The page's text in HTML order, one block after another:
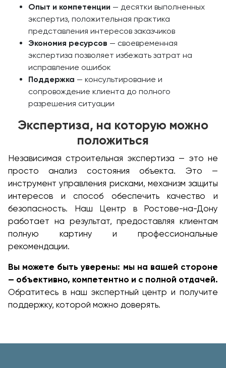
Опыт и компетенции — десятки выполненных
экспертиз, положительная практика
представления интересов заказчиков
Экономия ресурсов — своевременная
экспертиза позволяет избежать затрат на
исправление ошибок
Поддержка — консультирование и
сопровождение клиента до полного
разрешения ситуации
Экспертиза, на которую можно
положиться
Независимая строительная экспертиза — это не
просто анализ состояния объекта. Это —
инструмент управления рисками, механизм защиты
интересов и способ обеспечить качество и
безопасность. Наш Центр в Ростове-на-Дону
работает на результат, предоставляя клиентам
полную картину и профессиональные
рекомендации.
Вы можете быть уверены: мы на вашей стороне
— объективно, компетентно и с полной отдачей.
Обратитесь в наш экспертный центр и получите
поддержку, которой можно доверять.